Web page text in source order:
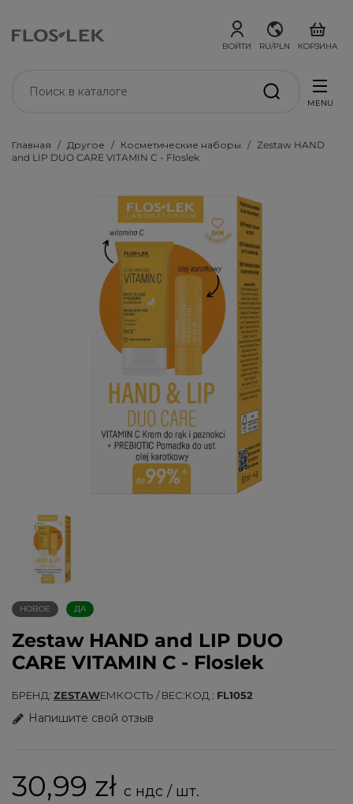
ВОЙТИ RU/PLN КОРЗИНА
MENU
Главная Другое Косметические наборы
Zestaw HAND
and LIP DUO CARE VITAMIN C - Floslek
НОВОЕ ДА
Zestaw HAND and LIP DUO
CARE VITAMIN C - Floslek
БРЕНД ZESTAWЕМКОСТЬ / ВЕС КОД FL1052
Напишите свой отзыв
30,99 zł с ндс / шт.